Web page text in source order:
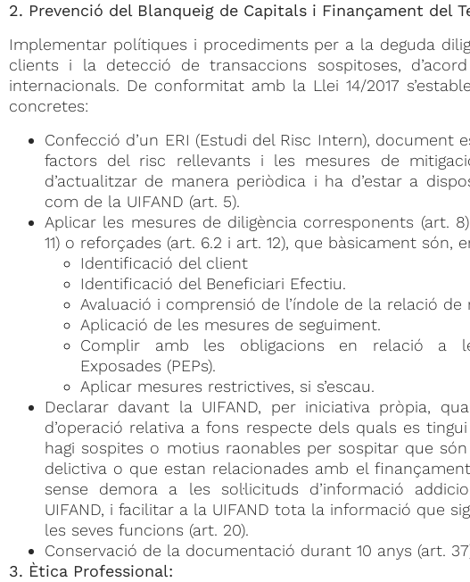
2. Prevenció del Blanqueig de Capitals i Finançament del
Implementar polítiques i procediments per a la deguda
clients i la detecció de transaccions sospitoses,
internacionals. De conformitat amb la Llei 14/2017
concretes:
Confecció d’un ERI (Estudi del Risc Intern), document
factors del risc rellevants i les mesures de
d’actualitzar de manera periòdica i ha d’estar a
com de la UIFAND (art. 5).
Aplicar les mesures de diligència corresponents (art.
11) o reforçades (art. 6.2 i art. 12), que bàsicament són,
Identificació del client
Identificació del Beneficiari Efectiu.
Avaluació i comprensió de l’índole de la relació de
Aplicació de les mesures de seguiment.
Complir amb les obligacions en relació a
Exposades (PEPs).
Aplicar mesures restrictives, si s’escau.
Declarar davant la UIFAND, per iniciativa pròpia,
d’operació relativa a fons respecte dels quals es
hagi sospites o motius raonables per sospitar que
delictiva o que estan relacionades amb el
sense demora a les sol·licituds d’informació
UIFAND, i facilitar a la UIFAND tota la informació que
les seves funcions (art. 20).
Conservació de la documentació durant 10 anys (art.
3. Ètica Professional: